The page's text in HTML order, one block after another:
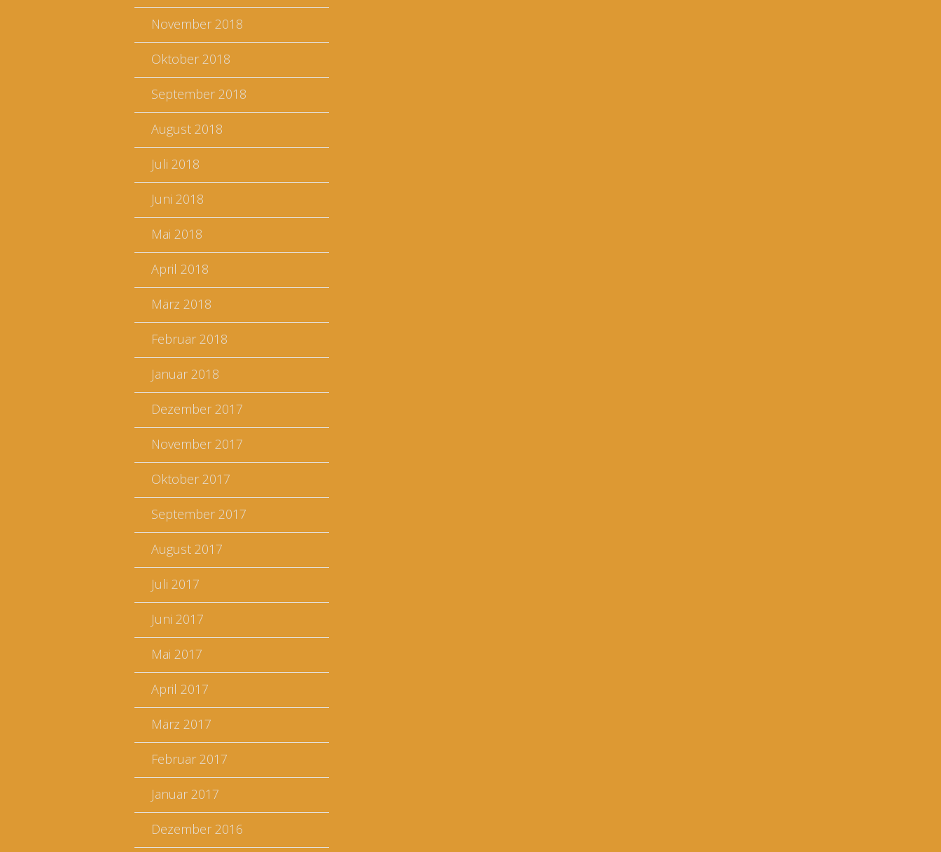
November 2018
Oktober 2018
September 2018
August 2018
Juli 2018
Juni 2018
Mai 2018
April 2018
März 2018
Februar 2018
Januar 2018
Dezember 2017
November 2017
Oktober 2017
September 2017
August 2017
Juli 2017
Juni 2017
Mai 2017
April 2017
März 2017
Februar 2017
Januar 2017
Dezember 2016